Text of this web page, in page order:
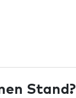
Stand?